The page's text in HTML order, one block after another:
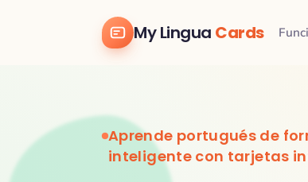
My Lingua Cards
Aprende portugués de
inteligente con tarjetas